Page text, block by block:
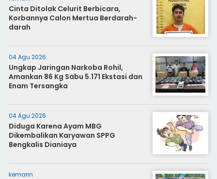
Cinta Ditolak Celurit Berbicara,
Korbannya Calon Mertua Berdarah-
darah
04 Agu 2026
Ungkap Jaringan Narkoba Rohil,
Amankan 86 Kg Sabu 5.171 Ekstasi dan
Enam Tersangka
04 Agu 2026
Diduga Karena Ayam MBG
Dikembalikan Karyawan SPPG
Bengkalis Dianiaya
kemarin